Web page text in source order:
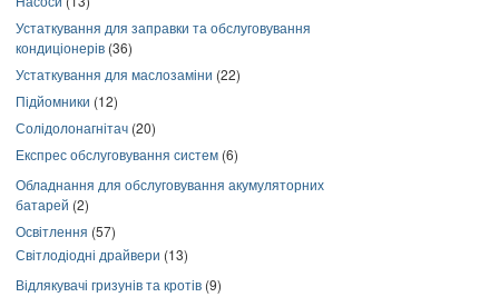
Устаткування для заправки та обслуговування
кондиціонерів (36)
Устаткування для маслозаміни (22)
Підйомники (12)
Солідолонагнітач (20)
Експрес обслуговування систем (6)
Обладнання для обслуговування акумуляторних
батарей (2)
Освітлення (57)
Світлодіодні драйвери (13)
Відлякувачі гризунів та кротів (9)